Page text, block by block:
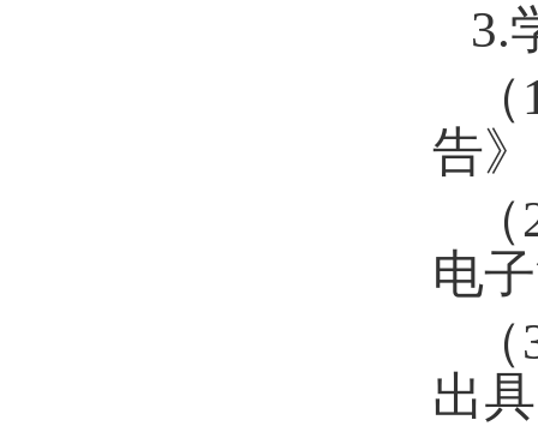
3.
（
告
（
电
（
出